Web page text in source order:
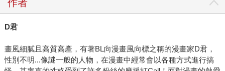
作者
D君
畫風細膩且高質高產，有著BL向漫畫風向標之稱的漫畫家D君，
性別不明...像謎一般的人物，在漫畫中經常會以各種方式進行搞